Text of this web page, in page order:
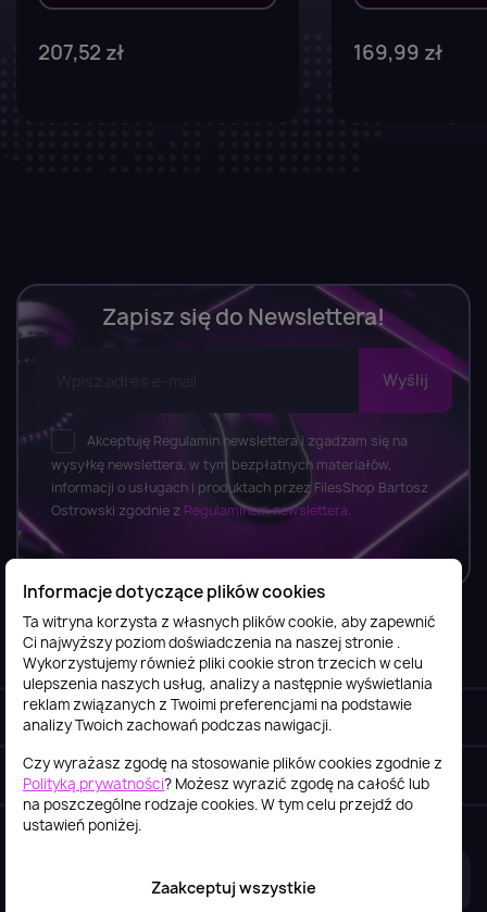
207,52 zł 169,99 zł
Zapisz się do Newslettera!
Akceptuję Regulamin newslettera i zgadzam się na
wysyłkę newslettera, w tym bezpłatnych materiałów,
informacji o usługach i produktach przez FilesShop Bartosz
Ostrowski zgodnie z Regulaminem newslettera.
Informacje
Obsługa klienta
Szybki kontakt keyboard_arrow_down
Informacje dotyczące plików cookies
Ta witryna korzysta z własnych plików cookie, aby zapewnić
Ci najwyższy poziom doświadczenia na naszej stronie .
Wykorzystujemy również pliki cookie stron trzecich w celu
ulepszenia naszych usług, analizy a następnie wyświetlania
reklam związanych z Twoimi preferencjami na podstawie
analizy Twoich zachowań podczas nawigacji.
Czy wyrażasz zgodę na stosowanie plików cookies zgodnie z
Polityką prywatności? Możesz wyrazić zgodę na całość lub
na poszczególne rodzaje cookies. W tym celu przejdź do
ustawień poniżej.
Zaakceptuj wszystkie
2026© itstore.com.pl Projekt i realizacja: